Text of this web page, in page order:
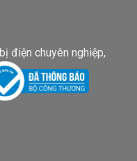
điện chuyên nghiệp,